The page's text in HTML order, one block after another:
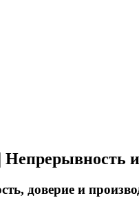
доверие и